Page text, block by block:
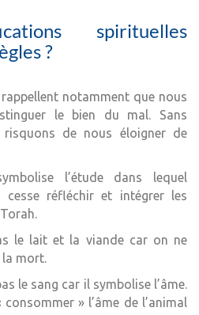
spirituelles
?
notamment que nous
le bien du mal. Sans
risquons de nous éloigner de
l’étude dans lequel
cesse réfléchir et intégrer les
le lait et la viande car on ne
la mort.
le sang car il symbolise l’âme.
» l’âme de l’animal